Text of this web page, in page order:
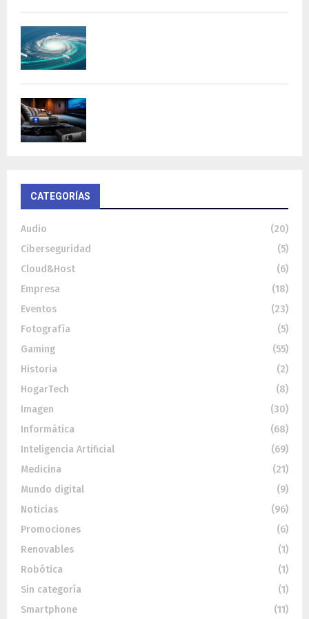
CATEGORÍAS
Audio
(20)
Ciberseguridad
(5)
Cloud&Host
(6)
Empresa
(18)
Eventos
(23)
Fotografía
(5)
Gaming
(55)
Historia
(2)
HogarTech
(8)
Imagen
(30)
Informática
(68)
Inteligencia Artificial
(69)
Medicina
(21)
Mundo digital
(9)
Noticias
(96)
Promociones
(6)
Renovables
(1)
Robótica
(1)
Sin categoría
(1)
Smartphone
(11)